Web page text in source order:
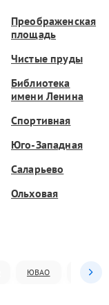
Преображенская
площадь
Чистые пруды
Библиотека
имени Ленина
Спортивная
Юго-Западная
Саларьево
Ольховая
ЮВАО ЮАО